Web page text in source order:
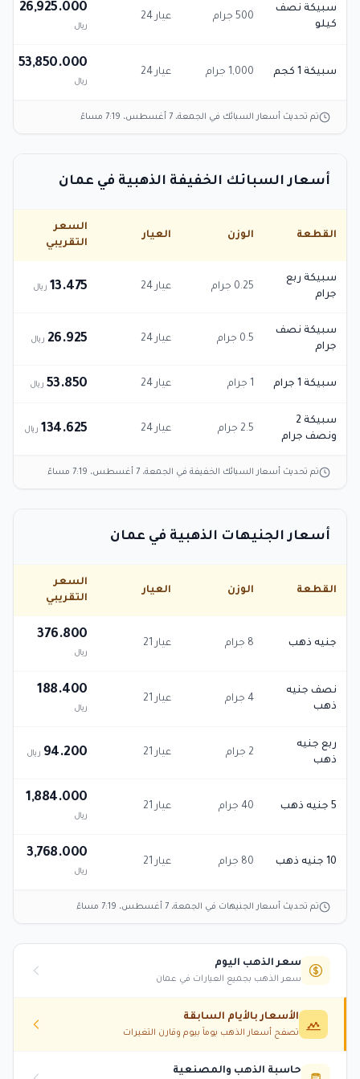
سبيكة نصف
كيلو
500 جرام عيار 24
26,925.000
ريال
سبيكة 1 كجم 1,000 جرام عيار 24
53,850.000
ريال
تم تحديث أسعار السبائك في الجمعة، 7 أغسطس، 7:19 مساءً
أسعار السبائك الخفيفة الذهبية في عمان
القطعة الوزن العيار
السعر
التقريبي
سبيكة ربع
جرام
0.25 جرام عيار 24 13.475 ريال
سبيكة نصف
جرام
0.5 جرام عيار 24 26.925 ريال
سبيكة 1 جرام 1 جرام عيار 24 53.850 ريال
سبيكة 2
ونصف جرام
2.5 جرام عيار 24 134.625 ريال
تم تحديث أسعار السبائك الخفيفة في الجمعة، 7 أغسطس، 7:19 مساءً
أسعار الجنيهات الذهبية في عمان
القطعة الوزن العيار
السعر
التقريبي
جنيه ذهب 8 جرام عيار 21
376.800
ريال
نصف جنيه
ذهب
4 جرام عيار 21
188.400
ريال
ربع جنيه
ذهب
2 جرام عيار 21 94.200 ريال
5 جنيه ذهب 40 جرام عيار 21
1,884.000
ريال
10 جنيه ذهب 80 جرام عيار 21
3,768.000
ريال
تم تحديث أسعار الجنيهات في الجمعة، 7 أغسطس، 7:19 مساءً
سعر الذهب اليوم
سعر الذهب بجميع العيارات في عمان
الأسعار بالأيام السابقة
تصفح أسعار الذهب يوماً بيوم وقارن التغيرات
حاسبة الذهب والمصنعية